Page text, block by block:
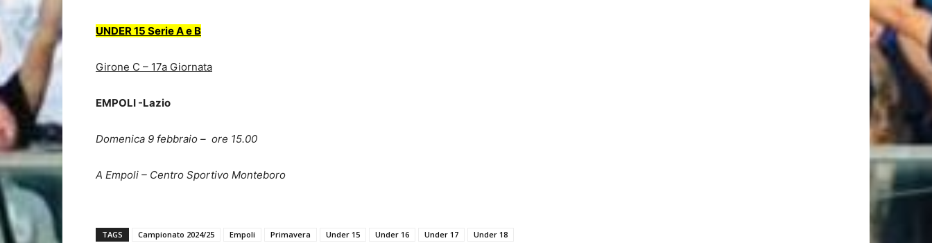
UNDER 15 Serie A e B
Girone C – 17a Giornata
EMPOLI -Lazio
Domenica 9 febbraio – ore 15.00
A Empoli – Centro Sportivo Monteboro
TAGS Campionato 2024/25 Empoli Primavera Under 15 Under 16 Under 17 Under 18